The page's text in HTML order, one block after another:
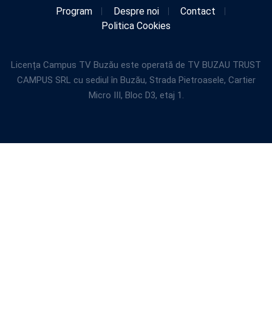
Program Despre noi
Contact
Politica Cookies
Licența Campus TV Buzău este operată de TV BUZAU TRUST
CAMPUS SRL cu sediul în Buzău, Strada Pietroasele, Cartier
Micro III, Bloc D3, etaj 1.